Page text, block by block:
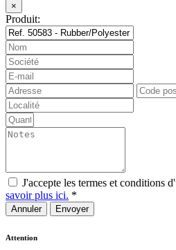
×
Produit:
J'accepte les termes et conditions
savoir plus ici. *
Annuler
Attention